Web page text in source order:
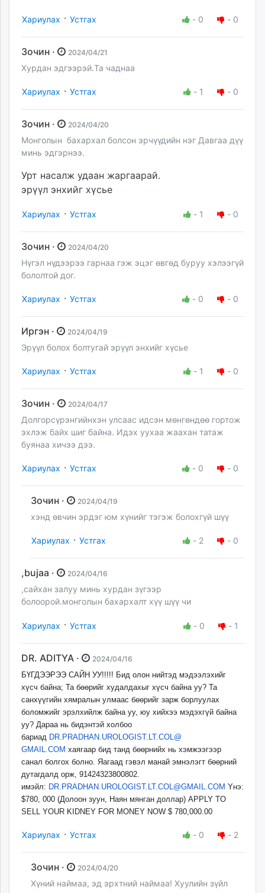
Хариулах · Устгах - 0 - 0
Зочин · 2024/04/21
Хурдан эдгээрэй.Та чаднаа
Хариулах · Устгах - 1 - 0
Зочин · 2024/04/20
Монголын бахархал болсон эрчүүдийн нэг Давгаа дүү
минь эдгэрнээ.
Урт насалж удаан жаргаарай.
эрүүл энхийг хүсье
Хариулах · Устгах - 1 - 0
Зочин · 2024/04/20
Нүгэл нүдээрээ гарнаа гэж эцэг өвгөд буруу хэлээгүй
бололтой дог.
Хариулах · Устгах - 0 - 0
Иргэн · 2024/04/19
Эрүүл болох болтугай эрүүл энхийг хүсье
Хариулах · Устгах - 1 - 0
Зочин · 2024/04/17
Долгорсүрэнгийнхэн улсаас идсэн мөнгөндөө гортож
эхлэж байх шиг байна. Идэх уухаа жаахан татаж
буянаа хичээ дээ.
Хариулах · Устгах - 0 - 0
Зочин · 2024/04/19
хэнд өвчин эрдэг юм хүнийг тэгэж болохгүй шүү
Хариулах · Устгах - 2 - 0
,bujaa · 2024/04/16
,сайхан залуу минь хурдан зүгээр
болоорой.монголын бахархалт хүү шүү чи
Хариулах · Устгах - 0 - 1
DR. ADITYA ·
2024/04/16
БҮГДЭЭРЭЭ САЙН УУ!!!!! Бид олон нийтэд мэдээлэхийг
хүсч байна; Та бөөрийг худалдахыг хүсч байна уу? Та
санхүүгийн хямралын улмаас бөөрийг зарж борлуулах
боломжийг эрэлхийлж байна уу, юу хийхээ мэдэхгүй байна
уу? Дараа нь бидэнтэй холбоо
бариад DR.PRADHAN.UROLOGIST.LT.COL@
GMAIL.COM хаягаар бид танд бөөрнийх нь хэмжээгээр
санал болгох болно. Яагаад гэвэл манай эмнэлэгт бөөрний
дутагдалд орж, 91424323800802.
имэйл: DR.PRADHAN.UROLOGIST.LT.COL@GMAIL.COM Yнэ:
$780, 000 (Долоон зуун, Наян мянган доллар) APPLY TO
SELL YOUR KIDNEY FOR MONEY NOW $ 780,000.00
Хариулах · Устгах - 0 - 2
Зочин · 2024/04/20
Хүний наймаа, эд эрхтний наймаа! Хуулийн зүйл